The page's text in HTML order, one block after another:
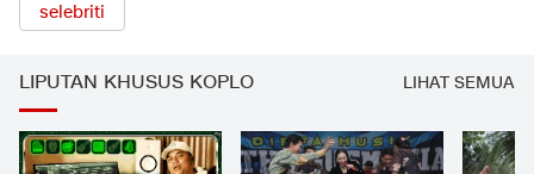
selebriti
LIPUTAN KHUSUS KOPLO LIHAT SEMUA